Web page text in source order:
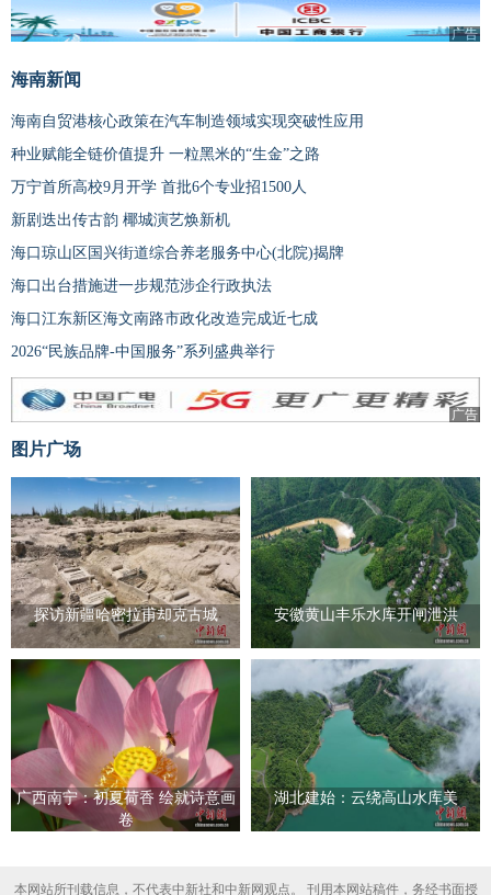
广告
海南新闻
海南自贸港核心政策在汽车制造领域实现突破性应用
种业赋能全链价值提升 一粒黑米的“生金”之路
万宁首所高校9月开学 首批6个专业招1500人
新剧迭出传古韵 椰城演艺焕新机
海口琼山区国兴街道综合养老服务中心(北院)揭牌
海口出台措施进一步规范涉企行政执法
海口江东新区海文南路市政化改造完成近七成
2026“民族品牌-中国服务”系列盛典举行
广告
图片广场
探访新疆哈密拉甫却克古城 安徽黄山丰乐水库开闸泄洪
广西南宁：初夏荷香 绘就诗意画
卷
湖北建始：云绕高山水库美
本网站所刊载信息，不代表中新社和中新网观点。 刊用本网站稿件，务经书面授